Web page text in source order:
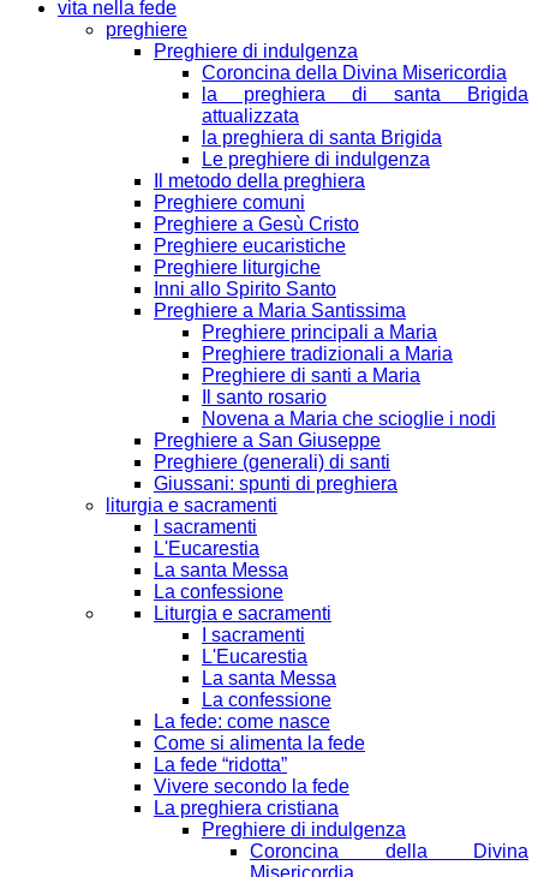
vita nella fede
preghiere
Preghiere di indulgenza
Coroncina della Divina Misericordia
la preghiera di santa Brigida
attualizzata
la preghiera di santa Brigida
Le preghiere di indulgenza
Il metodo della preghiera
Preghiere comuni
Preghiere a Gesù Cristo
Preghiere eucaristiche
Preghiere liturgiche
Inni allo Spirito Santo
Preghiere a Maria Santissima
Preghiere principali a Maria
Preghiere tradizionali a Maria
Preghiere di santi a Maria
Il santo rosario
Novena a Maria che scioglie i nodi
Preghiere a San Giuseppe
Preghiere (generali) di santi
Giussani: spunti di preghiera
liturgia e sacramenti
I sacramenti
L'Eucarestia
La santa Messa
La confessione
Liturgia e sacramenti
I sacramenti
L'Eucarestia
La santa Messa
La confessione
La fede: come nasce
Come si alimenta la fede
La fede “ridotta”
Vivere secondo la fede
La preghiera cristiana
Preghiere di indulgenza
Coroncina della Divina
Misericordia